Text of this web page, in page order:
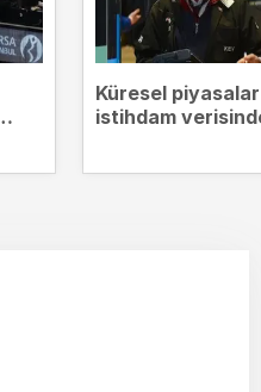
Küresel
istihdam